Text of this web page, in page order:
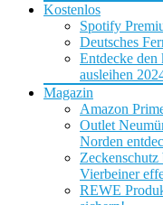
Kostenlos
Spotify
Deutsches
Entdecke den
ausleihen
Magazin
Amazon
Outlet
Norden
Vierbeiner
REWE